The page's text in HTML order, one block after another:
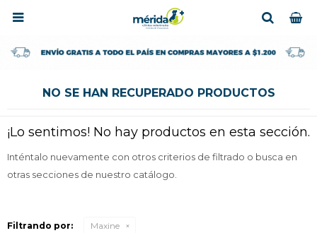

NO SE HAN RECUPERADO PRODUCTOS
¡Lo sentimos! No hay productos en esta sección.
Inténtalo nuevamente con otros criterios de filtrado o busca en
otras secciones de nuestro catálogo.
Filtrando por: Maxine